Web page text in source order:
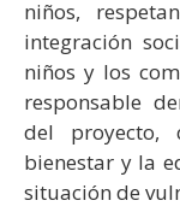
niños,
integración
niños y los
responsable
del proyecto,
bienestar y la
situación de